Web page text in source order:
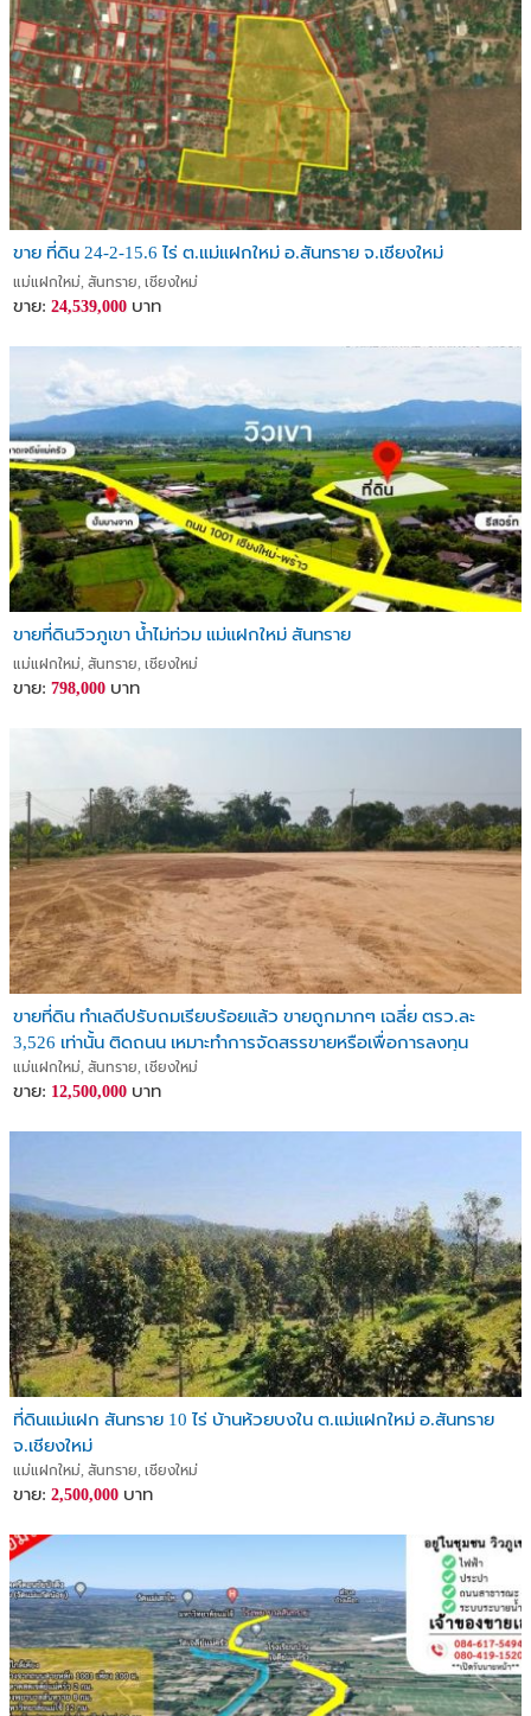
ขาย ที่ดิน 24-2-15.6 ไร่ ต.แม่แฝกใหม่ อ.สันทราย จ.เชียงใหม่
แม่แฝกใหม่, สันทราย, เชียงใหม่
ขาย: 24,539,000 บาท
ขายที่ดินวิวภูเขา น้ำไม่ท่วม แม่แฝกใหม่ สันทราย
แม่แฝกใหม่, สันทราย, เชียงใหม่
ขาย: 798,000 บาท
ขายที่ดิน ทำเลดีปรับถมเรียบร้อยแล้ว ขายถูกมากๆ เฉลี่ย ตรว.ละ
3,526 เท่านั้น ติดถนน เหมาะทำการจัดสรรขายหรือเพื่อการลงทุน
เชียงใหม่
แม่แฝกใหม่, สันทราย, เชียงใหม่
ขาย: 12,500,000 บาท
ที่ดินแม่แฝก สันทราย 10 ไร่ บ้านห้วยบงใน ต.แม่แฝกใหม่ อ.สันทราย
จ.เชียงใหม่
แม่แฝกใหม่, สันทราย, เชียงใหม่
ขาย: 2,500,000 บาท